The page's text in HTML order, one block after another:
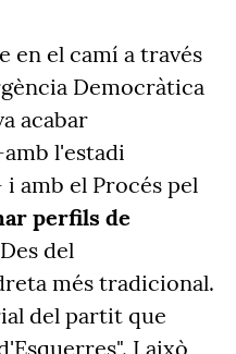
en el camí a través
Democràtica
acabar
l'estadi
amb el Procés pel
perfils de
del
més tradicional.
del partit que
I això